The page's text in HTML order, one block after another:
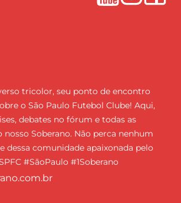
tricolor, seu ponto de encontro
o São Paulo Futebol Clube! Aqui,
debates no fórum e todas as
Soberano. Não perca nenhum
dessa comunidade apaixonada pelo
#SãoPaulo #1Soberano